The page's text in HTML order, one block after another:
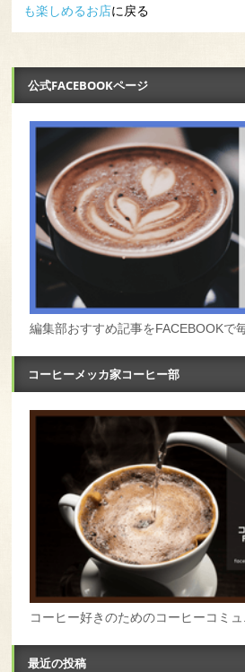
も楽しめるお店に戻る
公式FACEBOOKページ
編集部おすすめ記事をFACEBOOKで
コーヒーメッカ家コーヒー部
コーヒー好きのためのコーヒーコミュ
最近の投稿